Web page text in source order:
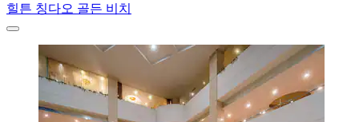
힐튼 칭다오 골든 비치